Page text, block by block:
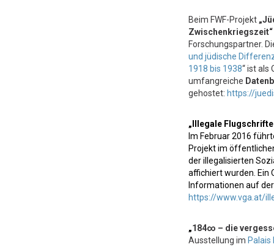
Beim FWF-Projekt
Zwischenkriegszeit“
Forschungspartner.
und jüdische
1918 bis 1938“ ist als
umfangreiche
gehostet: https://
„Illegale
Im Februar 2016
Projekt im
der illegalisierten
affichiert wurden. Ein
Informationen auf
https://www.vga.at/
„184∞ – die
Ausstellung im